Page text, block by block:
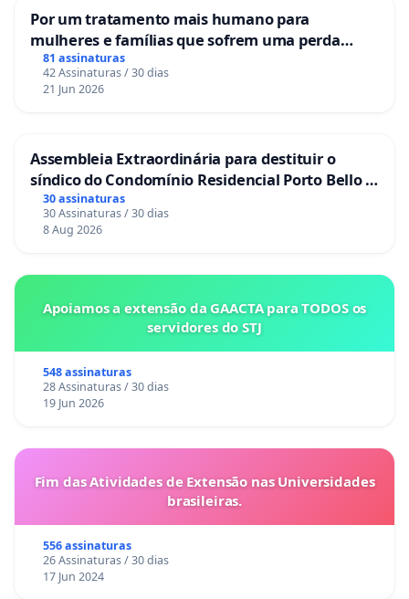
Por um tratamento mais humano para
mulheres e famílias que sofrem uma perda
gestacional nos hospitais portugueses
81 assinaturas
42 Assinaturas / 30 dias
21 Jun 2026
Assembleia Extraordinária para destituir o
síndico do Condomínio Residencial Porto Bello -
La Casa
30 assinaturas
30 Assinaturas / 30 dias
8 Aug 2026
Apoiamos a extensão da GAACTA para TODOS os
servidores do STJ
548 assinaturas
28 Assinaturas / 30 dias
19 Jun 2026
Fim das Atividades de Extensão nas Universidades
brasileiras.
556 assinaturas
26 Assinaturas / 30 dias
17 Jun 2024